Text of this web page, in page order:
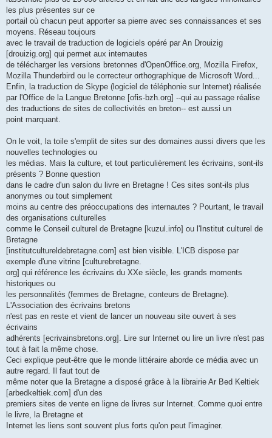
les plus présentes sur ce
portail où chacun peut apporter sa pierre avec ses connaissances et ses
moyens. Réseau toujours
avec le travail de traduction de logiciels opéré par An Drouizig
[drouizig.org] qui permet aux internautes
de télécharger les versions bretonnes d'OpenOffice.org, Mozilla Firefox,
Mozilla Thunderbird ou le correcteur orthographique de Microsoft Word...
Enfin, la traduction de Skype (logiciel de téléphonie sur Internet) réalisée
par l'Office de la Langue Bretonne [ofis-bzh.org] --qui au passage réalise
des traductions de sites de collectivités en breton-- est aussi un
point marquant.
On le voit, la toile s'emplit de sites sur des domaines aussi divers que les
nouvelles technologies ou
les médias. Mais la culture, et tout particulièrement les écrivains, sont-ils
présents ? Bonne question
dans le cadre d'un salon du livre en Bretagne ! Ces sites sont-ils plus
anonymes ou tout simplement
moins au centre des préoccupations des internautes ? Pourtant, le travail
des organisations culturelles
comme le Conseil culturel de Bretagne [kuzul.info] ou l'Institut culturel de
Bretagne
[institutcultureldebretagne.com] est bien visible. L'ICB dispose par
exemple d'une vitrine [culturebretagne.
org] qui référence les écrivains du XXe siècle, les grands moments
historiques ou
les personnalités (femmes de Bretagne, conteurs de Bretagne).
L'Association des écrivains bretons
n'est pas en reste et vient de lancer un nouveau site ouvert à ses
écrivains
adhérents [ecrivainsbretons.org]. Lire sur Internet ou lire un livre n'est pas
tout à fait la même chose.
Ceci explique peut-être que le monde littéraire aborde ce média avec un
autre regard. Il faut tout de
même noter que la Bretagne a disposé grâce à la librairie Ar Bed Keltiek
[arbedkeltiek.com] d'un des
premiers sites de vente en ligne de livres sur Internet. Comme quoi entre
le livre, la Bretagne et
Internet les liens sont souvent plus forts qu'on peut l'imaginer.